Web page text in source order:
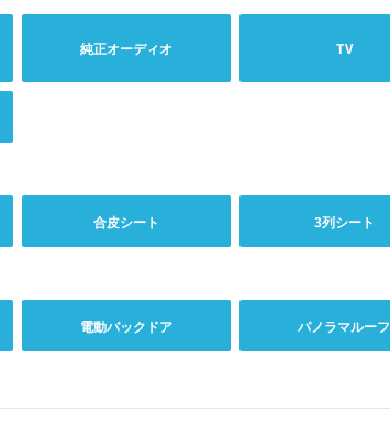
純正オーディオ TV
合皮シート 3列シート
電動バックドア パノラマルーフ